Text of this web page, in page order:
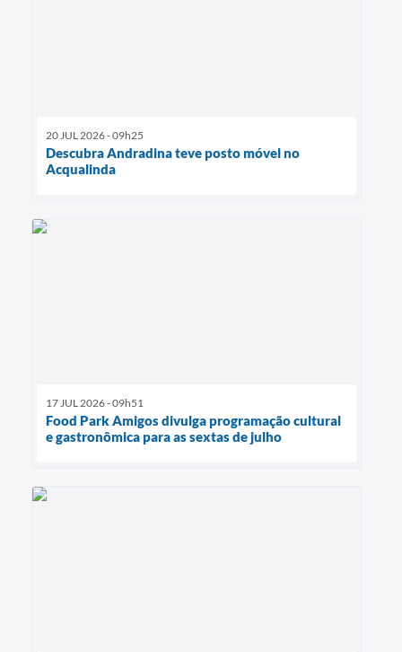
20 JUL 2026 - 09h25
Descubra Andradina teve posto móvel no
Acqualinda
17 JUL 2026 - 09h51
Food Park Amigos divulga programação cultural
e gastronômica para as sextas de julho